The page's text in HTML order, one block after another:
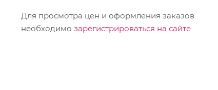
Для просмотра цен и оформления заказов
необходимо зарегистрироваться на сайте